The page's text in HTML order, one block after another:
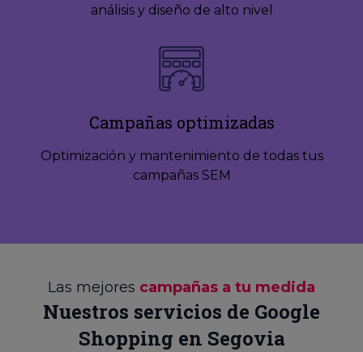
análisis y diseño de alto nivel
Campañas optimizadas
Optimización y mantenimiento de todas tus
campañas SEM
Las mejores campañas a tu medida
Nuestros servicios de Google
Shopping en Segovia